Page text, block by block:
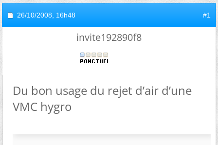
26/10/2008, 16h48 #1
invite192890f8
Du bon usage du rejet d’air d’une
VMC hygro